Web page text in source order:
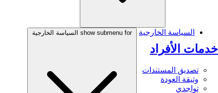
خدمات الأفراد
تصديق المستندات
وثيقة العودة
تواجدي
السياسة الخارجية show submenu for السياسة الخارجية